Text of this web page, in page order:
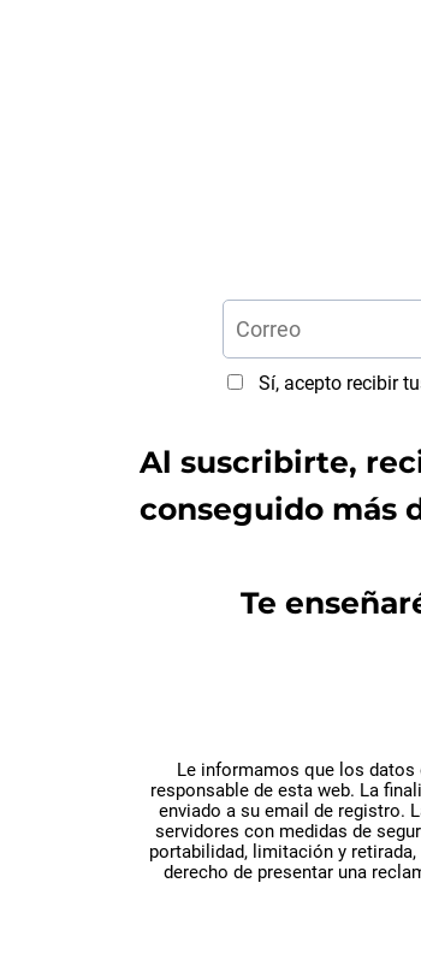
Sí, acepto recibir
Al suscribirte,
conseguido más
Te
Le informamos que los
responsable de esta web. La
enviado a su email de registro.
servidores con medidas de
portabilidad, limitación y
derecho de presentar una